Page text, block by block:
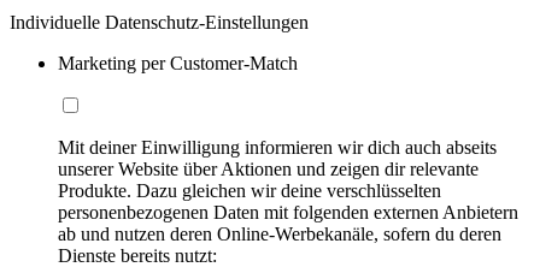
Individuelle Datenschutz-Einstellungen
Marketing per Customer-Match
Mit deiner Einwilligung informieren wir dich auch abseits
unserer Website über Aktionen und zeigen dir relevante
Produkte. Dazu gleichen wir deine verschlüsselten
personenbezogenen Daten mit folgenden externen Anbietern
ab und nutzen deren Online-Werbekanäle, sofern du deren
Dienste bereits nutzt: